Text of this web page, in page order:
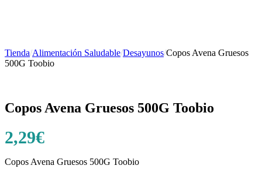
Tienda/Alimentación Saludable/Desayunos/Copos Avena Gruesos
500G Toobio
Copos Avena Gruesos 500G Toobio
2,29€
Copos Avena Gruesos 500G Toobio